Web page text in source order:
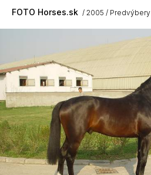
FOTO Horses.sk 2005 Predvýbery